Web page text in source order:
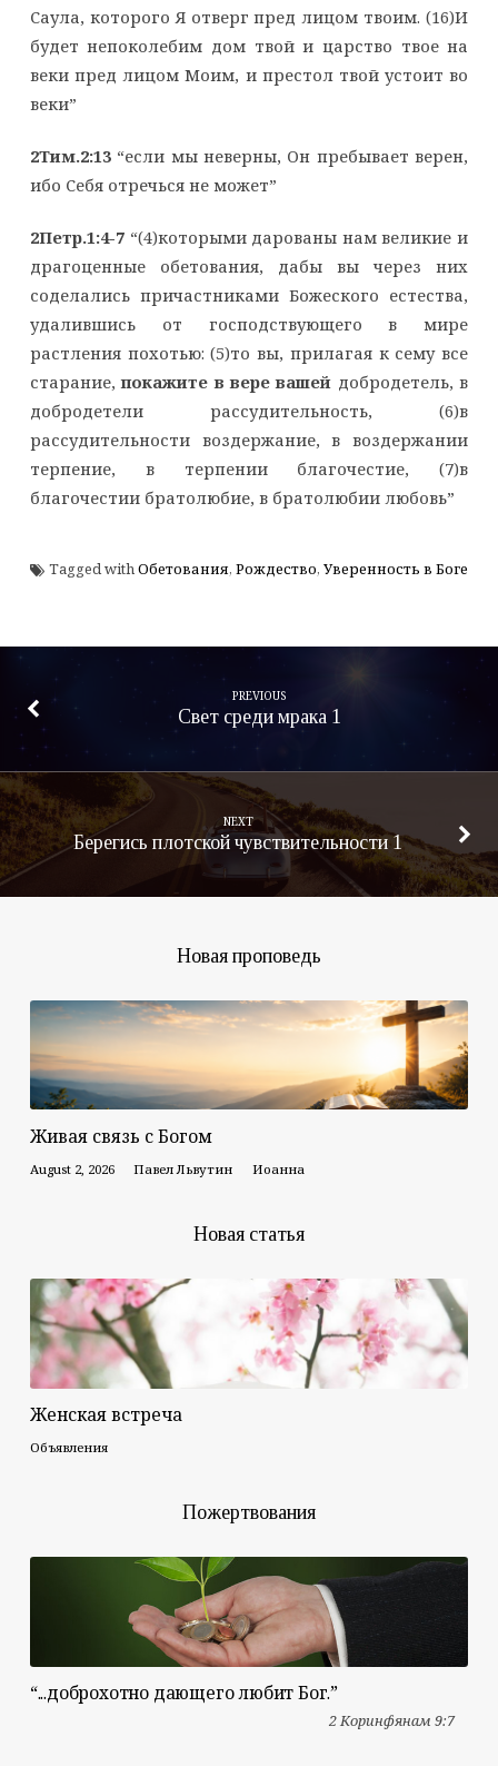
Саула, которого Я отверг пред лицом твоим. (16)И
будет непоколебим дом твой и царство твое на
веки пред лицом Моим, и престол твой устоит во
веки”
2Тим.2:13“если мы неверны, Он пребывает верен,
ибо Себя отречься не может”
2Петр.1:4-7“(4)которыми дарованы нам великие и
драгоценные обетования, дабы вы через них
соделались причастниками Божеского естества,
удалившись от господствующего в мире
растления похотью: (5)то вы, прилагая к сему все
старание,покажите в вере вашей добродетель, в
добродетели рассудительность, (6)в
рассудительности воздержание, в воздержании
терпение, в терпении благочестие, (7)в
благочестии братолюбие, в братолюбии любовь”
Tagged withОбетования, Рождество, Уверенность в Боге
PREVIOUS
Свет среди мрака 1
NEXT
Берегись плотской чувствительности 1
Новая проповедь
Живая связь с Богом
August 2, 2026 Павел Львутин Иоанна
Новая статья
Женская встреча
Объявления
Пожертвования
“...доброхотно дающего любит Бог.”
2 Коринфянам 9:7